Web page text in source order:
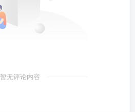
暂无评论内容